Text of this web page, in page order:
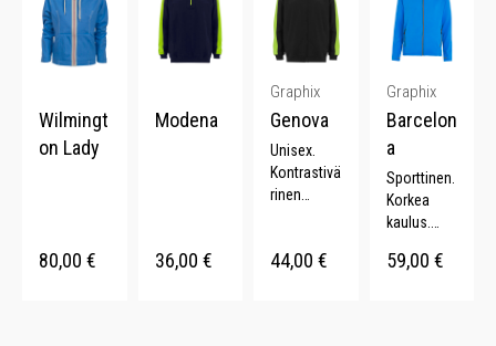
ma.
ma.
Wilmingt
on Lady
80,00 €
Modena
36,00 €
Graphix
Genova
Unisex.
Kontrastivä
rinen
riset
44,00 €
Graphix
Barcelon
a
Sporttinen.
Korkea
kaulus.
riset
59,00 €